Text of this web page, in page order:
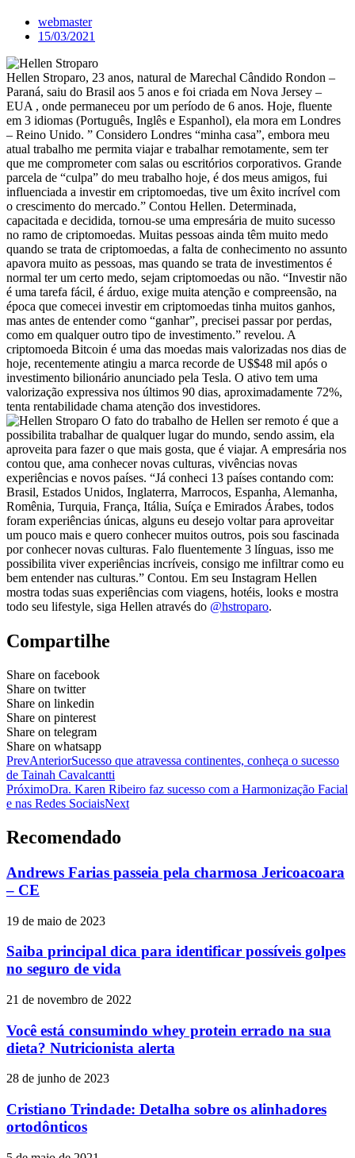
webmaster
15/03/2021
Hellen Stroparo, 23 anos, natural de Marechal Cândido Rondon –
Paraná, saiu do Brasil aos 5 anos e foi criada em Nova Jersey –
EUA , onde permaneceu por um período de 6 anos. Hoje, fluente
em 3 idiomas (Português, Inglês e Espanhol), ela mora em Londres
– Reino Unido. ” Considero Londres “minha casa”, embora meu
atual trabalho me permita viajar e trabalhar remotamente, sem ter
que me comprometer com salas ou escritórios corporativos. Grande
parcela de “culpa” do meu trabalho hoje, é dos meus amigos, fui
influenciada a investir em criptomoedas, tive um êxito incrível com
o crescimento do mercado.” Contou Hellen. Determinada,
capacitada e decidida, tornou-se uma empresária de muito sucesso
no ramo de criptomoedas. Muitas pessoas ainda têm muito medo
quando se trata de criptomoedas, a falta de conhecimento no assunto
apavora muito as pessoas, mas quando se trata de investimentos é
normal ter um certo medo, sejam criptomoedas ou não. “Investir não
é uma tarefa fácil, é árduo, exige muita atenção e compreensão, na
época que comecei investir em criptomoedas tinha muitos ganhos,
mas antes de entender como “ganhar”, precisei passar por perdas,
como em qualquer outro tipo de investimento.” revelou. A
criptomoeda Bitcoin é uma das moedas mais valorizadas nos dias de
hoje, recentemente atingiu a marca recorde de U$$48 mil após o
investimento bilionário anunciado pela Tesla. O ativo tem uma
valorização expressiva nos últimos 90 dias, aproximadamente 72%,
tenta rentabilidade chama atenção dos investidores.
O fato do trabalho de Hellen ser remoto é que a
possibilita trabalhar de qualquer lugar do mundo, sendo assim, ela
aproveita para fazer o que mais gosta, que é viajar. A empresária nos
contou que, ama conhecer novas culturas, vivências novas
experiências e novos países. “Já conheci 13 países contando com:
Brasil, Estados Unidos, Inglaterra, Marrocos, Espanha, Alemanha,
Romênia, Turquia, França, Itália, Suíça e Emirados Árabes, todos
foram experiências únicas, alguns eu desejo voltar para aproveitar
um pouco mais e quero conhecer muitos outros, pois sou fascinada
por conhecer novas culturas. Falo fluentemente 3 línguas, isso me
possibilita viver experiências incríveis, consigo me infiltrar como eu
bem entender nas culturas.” Contou. Em seu Instagram Hellen
mostra todas suas experiências com viagens, hotéis, looks e mostra
todo seu lifestyle, siga Hellen através do @hstroparo.
Compartilhe
Share on facebook
Share on twitter
Share on linkedin
Share on pinterest
Share on telegram
Share on whatsapp
PrevAnteriorSucesso que atravessa continentes, conheça o sucesso
de Tainah Cavalcantti
PróximoDra. Karen Ribeiro faz sucesso com a Harmonização Facial
e nas Redes SociaisNext
Recomendado
Andrews Farias passeia pela charmosa Jericoacoara
– CE
19 de maio de 2023
Saiba principal dica para identificar possíveis golpes
no seguro de vida
21 de novembro de 2022
Você está consumindo whey protein errado na sua
dieta? Nutricionista alerta
28 de junho de 2023
Cristiano Trindade: Detalha sobre os alinhadores
ortodônticos